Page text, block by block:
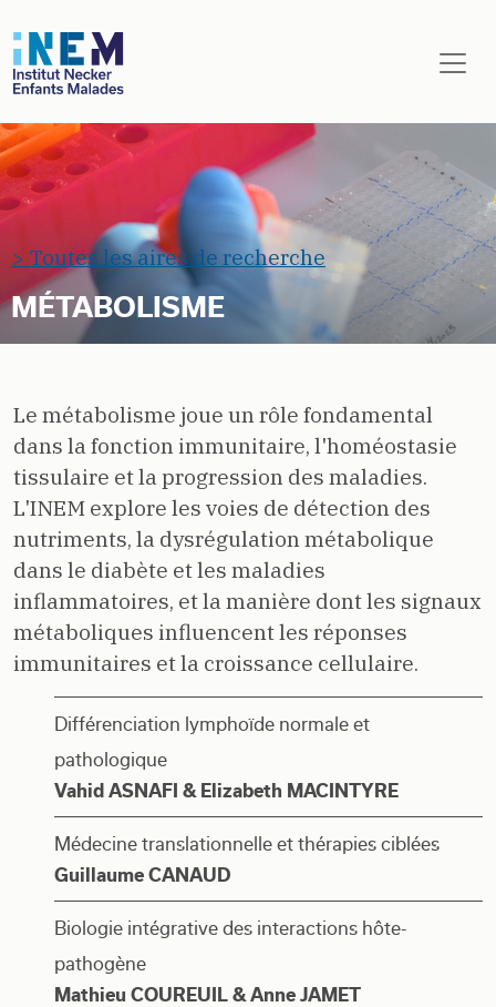
Aller au contenu principal
> Toutes les aires de recherche
MÉTABOLISME
Le métabolisme joue un rôle fondamental
dans la fonction immunitaire, l'homéostasie
tissulaire et la progression des maladies.
L'INEM explore les voies de détection des
nutriments, la dysrégulation métabolique
dans le diabète et les maladies
inflammatoires, et la manière dont les signaux
métaboliques influencent les réponses
immunitaires et la croissance cellulaire.
Différenciation lymphoïde normale et
pathologique
Vahid ASNAFI & Elizabeth MACINTYRE
Médecine translationnelle et thérapies ciblées
Guillaume CANAUD
Biologie intégrative des interactions hôte-
pathogène
Mathieu COUREUIL & Anne JAMET